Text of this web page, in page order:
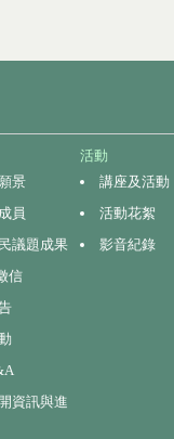
景
員
議題成果
信
資訊與進
活動
講座及活動
活動花絮
影音紀錄